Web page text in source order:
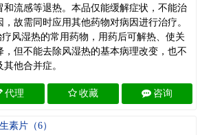
和流感等退热。本品仅能缓解症状，不能治
故需同时应用其他药物对病因进行治疗。
风湿热的常用药物，用药后可解热、使关
但不能去除风湿热的基本病理改变，也不
他合并症。
代理 收藏 咨询
素片（6）